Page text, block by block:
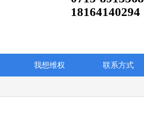
18164140294
我想维权 联系方式